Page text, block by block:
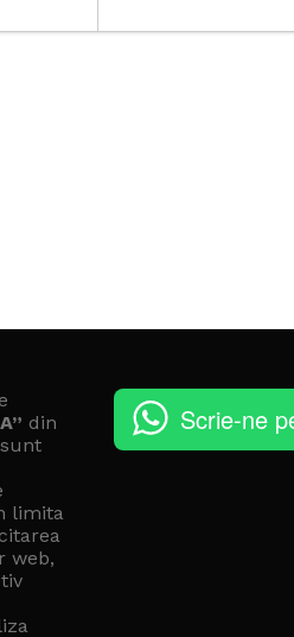
din
limita
web,
Scrie-ne